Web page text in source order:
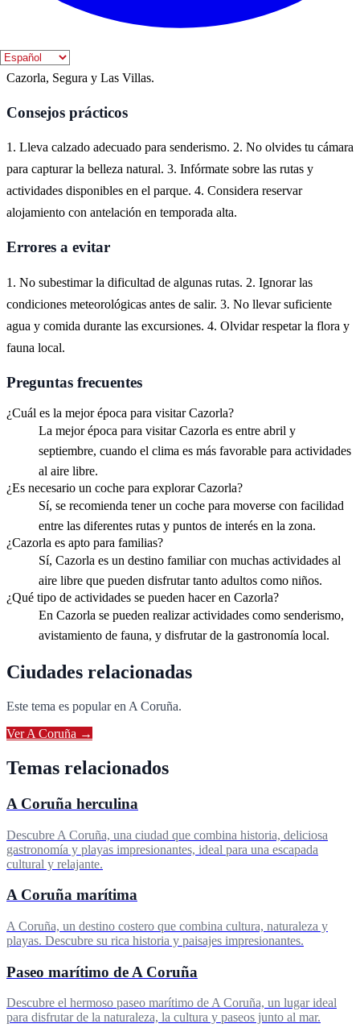
Cazorla, en la provincia de Jaén, es el lugar ideal para experimentar
una experiencia única en el Parque Natural de las Sierras de
Cazorla, Segura y Las Villas.
Consejos prácticos
1. Lleva calzado adecuado para senderismo. 2. No olvides tu cámara
para capturar la belleza natural. 3. Infórmate sobre las rutas y
actividades disponibles en el parque. 4. Considera reservar
alojamiento con antelación en temporada alta.
Errores a evitar
1. No subestimar la dificultad de algunas rutas. 2. Ignorar las
condiciones meteorológicas antes de salir. 3. No llevar suficiente
agua y comida durante las excursiones. 4. Olvidar respetar la flora y
fauna local.
Preguntas frecuentes
¿Cuál es la mejor época para visitar Cazorla?
La mejor época para visitar Cazorla es entre abril y
septiembre, cuando el clima es más favorable para actividades
al aire libre.
¿Es necesario un coche para explorar Cazorla?
Sí, se recomienda tener un coche para moverse con facilidad
entre las diferentes rutas y puntos de interés en la zona.
¿Cazorla es apto para familias?
Sí, Cazorla es un destino familiar con muchas actividades al
aire libre que pueden disfrutar tanto adultos como niños.
¿Qué tipo de actividades se pueden hacer en Cazorla?
En Cazorla se pueden realizar actividades como senderismo,
avistamiento de fauna, y disfrutar de la gastronomía local.
Ciudades relacionadas
Este tema es popular en A Coruña.
VerA Coruña →
Temas relacionados
A Coruña herculina
Descubre A Coruña, una ciudad que combina historia, deliciosa
gastronomía y playas impresionantes, ideal para una escapada
cultural y relajante.
A Coruña marítima
A Coruña, un destino costero que combina cultura, naturaleza y
playas. Descubre su rica historia y paisajes impresionantes.
Paseo marítimo de A Coruña
Descubre el hermoso paseo marítimo de A Coruña, un lugar ideal
para disfrutar de la naturaleza, la cultura y paseos junto al mar.